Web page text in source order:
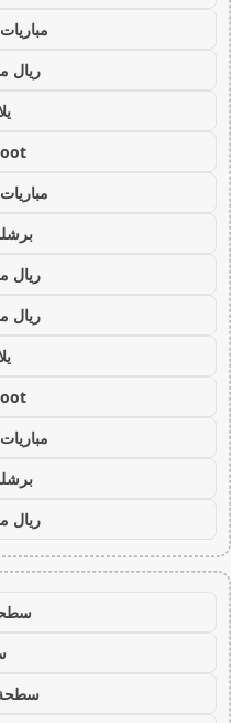
ريال
ريال
ريال
ريال
سطحة